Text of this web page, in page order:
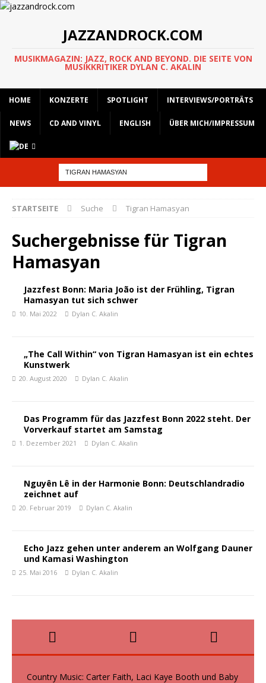
JAZZANDROCK.COM
MUSIKMAGAZIN: JAZZ, ROCK AND BEYOND. DIE SEITE VON
MUSIKKRITIKER DYLAN C. AKALIN
HOME KONZERTE SPOTLIGHT INTERVIEWS/PORTRÄTS
NEWS CD AND VINYL ENGLISH ÜBER MICH/IMPRESSUM
STARTSEITE Suche Tigran Hamasyan
Suchergebnisse für Tigran
Hamasyan
Jazzfest Bonn: Maria João ist der Frühling, Tigran
Hamasyan tut sich schwer
10. Mai 2022 Dylan C. Akalin
„The Call Within“ von Tigran Hamasyan ist ein echtes
Kunstwerk
20. August 2020 Dylan C. Akalin
Das Programm für das Jazzfest Bonn 2022 steht. Der
Vorverkauf startet am Samstag
1. Dezember 2021 Dylan C. Akalin
Nguyên Lê in der Harmonie Bonn: Deutschlandradio
zeichnet auf
20. Februar 2019 Dylan C. Akalin
Echo Jazz gehen unter anderem an Wolfgang Dauner
und Kamasi Washington
25. Mai 2016 Dylan C. Akalin
Country Music: Carter Faith, Laci Kaye Booth und Baby